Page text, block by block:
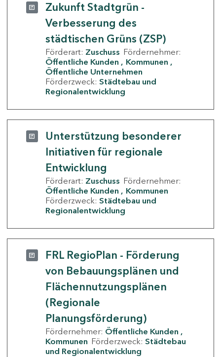
Zukunft Stadtgrün -
Verbesserung des
städtischen Grüns (ZSP)
Förderart: Zuschuss Fördernehmer:
Öffentliche Kunden
Kommunen
Öffentliche Unternehmen
Förderzweck: Städtebau und
Regionalentwicklung
Unterstützung besonderer
Initiativen für regionale
Entwicklung
Förderart: Zuschuss Fördernehmer:
Öffentliche Kunden
Kommunen
Förderzweck: Städtebau und
Regionalentwicklung
FRL RegioPlan - Förderung
von Bebauungsplänen und
Flächennutzungsplänen
(Regionale
Planungsförderung)
Fördernehmer: Öffentliche Kunden
Kommunen Förderzweck: Städtebau
und Regionalentwicklung